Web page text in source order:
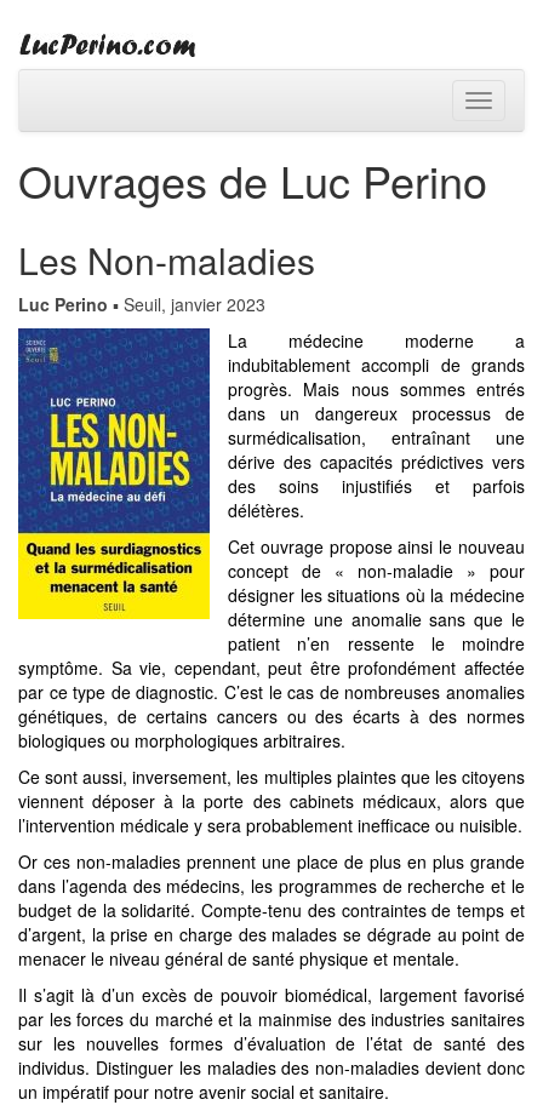
Toggle
Ouvrages de Luc Perino
Les Non-maladies
Luc Perino ▪ Seuil, janvier 2023
La médecine moderne a
indubitablement accompli de grands
progrès. Mais nous sommes entrés
dans un dangereux processus de
surmédicalisation, entraînant une
dérive des capacités prédictives vers
des soins injustifiés et parfois
délétères.
Cet ouvrage propose ainsi le nouveau
concept de « non-maladie » pour
désigner les situations où la médecine
détermine une anomalie sans que le
patient n’en ressente le moindre
symptôme. Sa vie, cependant, peut être profondément affectée
par ce type de diagnostic. C’est le cas de nombreuses anomalies
génétiques, de certains cancers ou des écarts à des normes
biologiques ou morphologiques arbitraires.
Ce sont aussi, inversement, les multiples plaintes que les citoyens
viennent déposer à la porte des cabinets médicaux, alors que
l’intervention médicale y sera probablement inefficace ou nuisible.
Or ces non-maladies prennent une place de plus en plus grande
dans l’agenda des médecins, les programmes de recherche et le
budget de la solidarité. Compte-tenu des contraintes de temps et
d’argent, la prise en charge des malades se dégrade au point de
menacer le niveau général de santé physique et mentale.
Il s’agit là d’un excès de pouvoir biomédical, largement favorisé
par les forces du marché et la mainmise des industries sanitaires
sur les nouvelles formes d’évaluation de l’état de santé des
individus. Distinguer les maladies des non-maladies devient donc
un impératif pour notre avenir social et sanitaire.